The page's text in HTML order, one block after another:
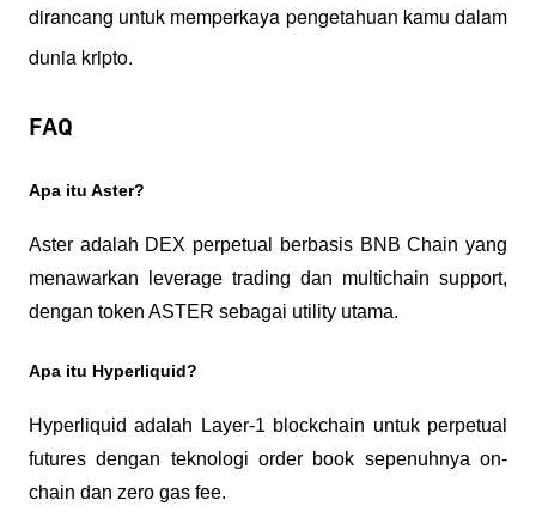
dirancang untuk memperkaya pengetahuan kamu dalam
dunia kripto.
FAQ
Apa itu Aster?
Aster adalah DEX perpetual berbasis BNB Chain yang
menawarkan leverage trading dan multichain support,
dengan token ASTER sebagai utility utama.
Apa itu Hyperliquid?
Hyperliquid adalah Layer-1 blockchain untuk perpetual
futures dengan teknologi order book sepenuhnya on-
chain dan zero gas fee.